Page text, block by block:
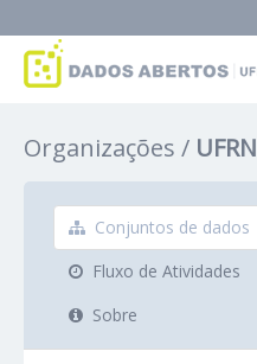
Grupos
Sobre
Organizações UFRN
Conjuntos de dados
Fluxo de Atividades
Sobre